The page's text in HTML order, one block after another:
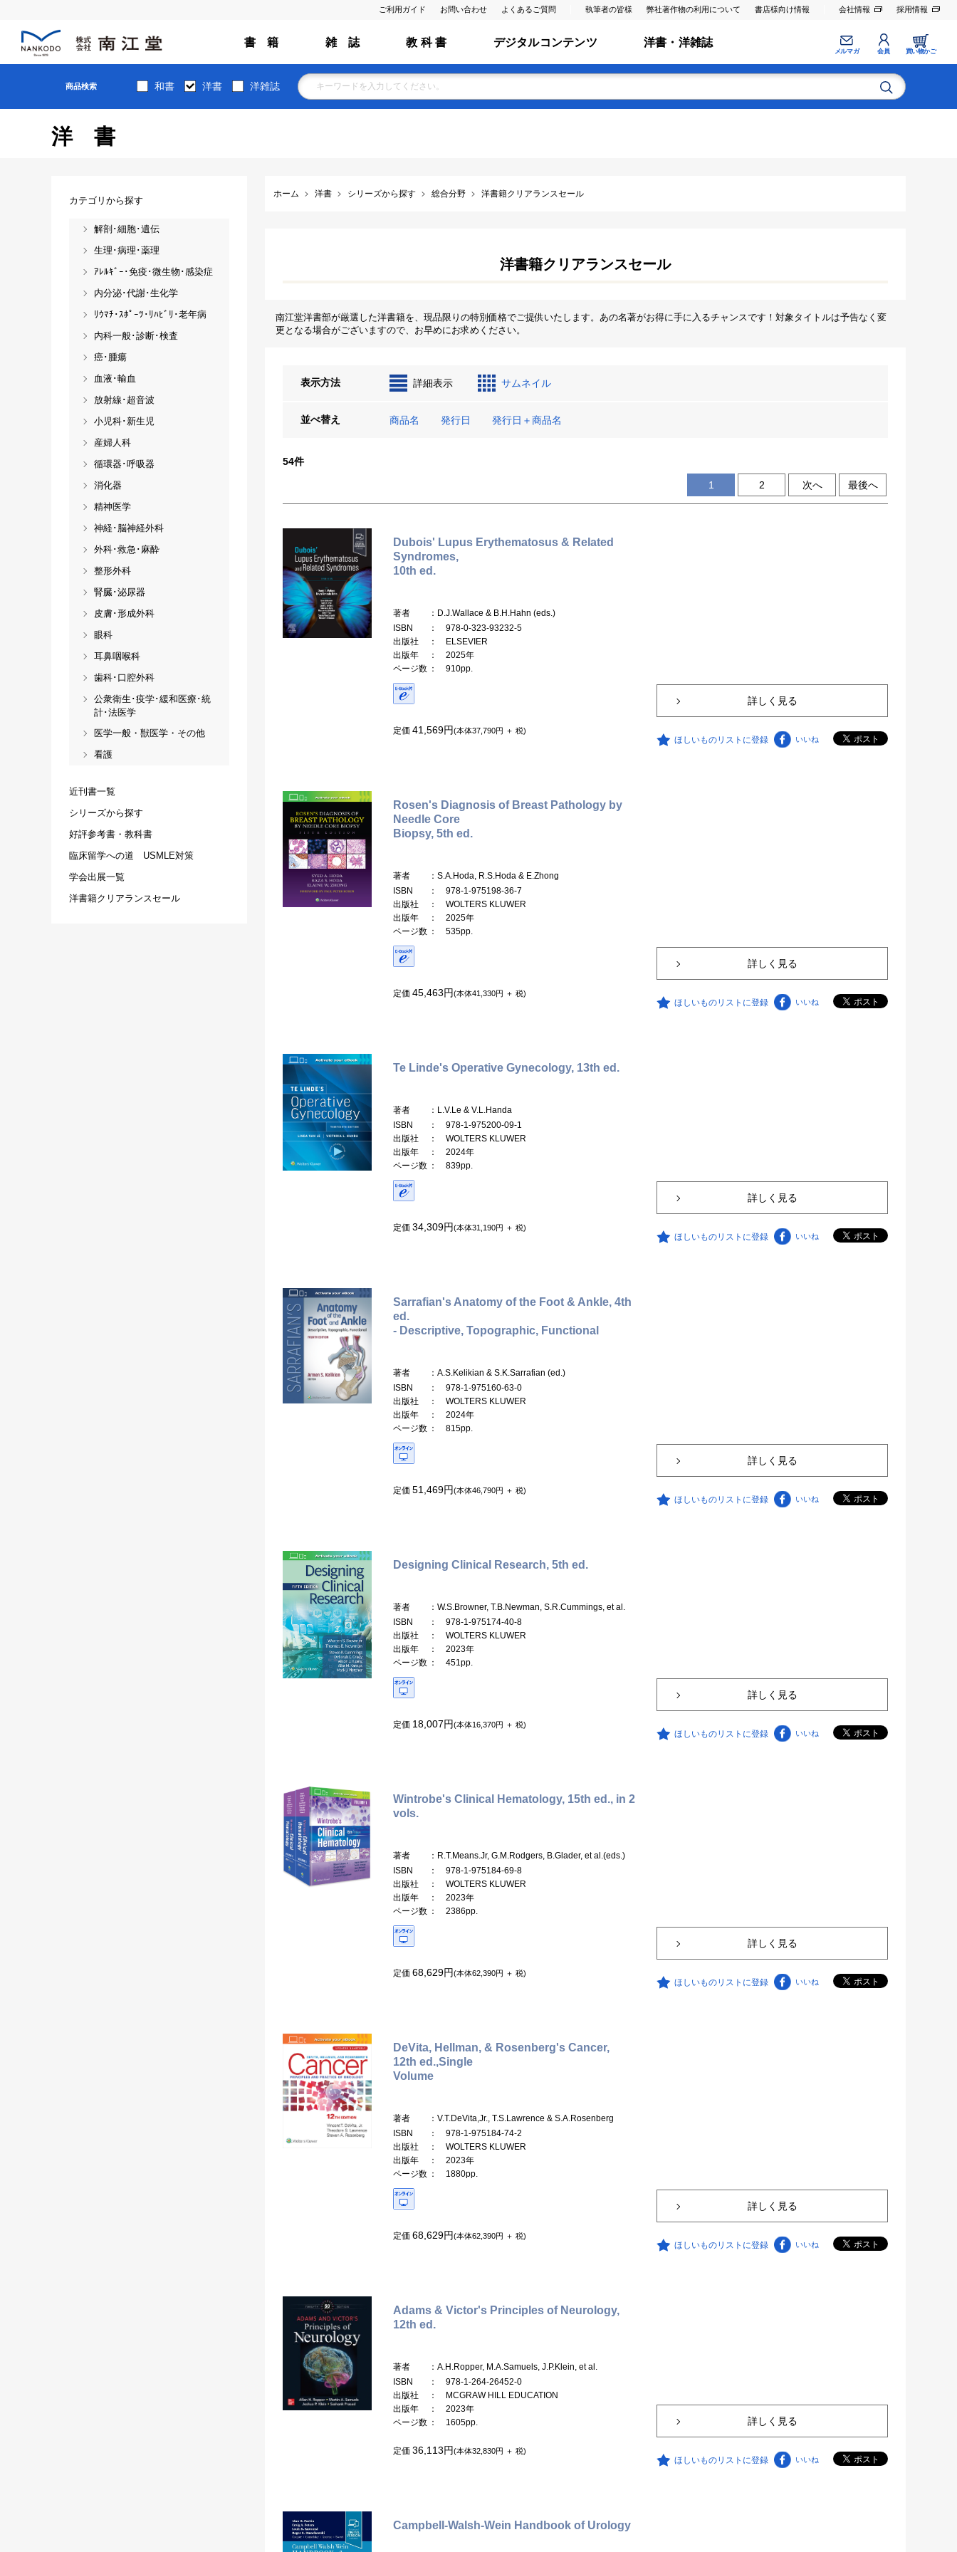
ご利用ガイド お問い合わせ よくあるご質問 執筆者の皆様 弊社著作物の利用について 書店様向け情報 会社情報 採用情報
書 籍 雑 誌 教 科 書 デジタルコンテンツ 洋書・洋雑誌
メルマガ 会員 買い物かご
商品検索 和書 洋書 洋雑誌
洋書
ホーム 洋書 シリーズから探す 総合分野 洋書籍クリアランスセール
洋書籍クリアランスセール
南江堂洋書部が厳選した洋書籍を、現品限りの特別価格でご提供いたします。あの名著がお得に手に入るチャンスです！対象タイトルは予告なく変
更となる場合がございますので、お早めにお求めください。
表示方法 詳細表示 サムネイル
並べ替え 商品名 発行日 発行日＋商品名
54件
1 2 次へ 最後へ
Dubois' Lupus Erythematosus & Related
Syndromes,
10th ed.
著者
：D.J.Wallace & B.H.Hahn (eds.)
ISBN
： 978-0-323-93232-5
出版社
： ELSEVIER
出版年
： 2025年
ページ数 ： 910pp.
定価 41,569円(本体37,790円 ＋ 税)
詳しく見る
ほしいものリストに登録 いいね
Rosen's Diagnosis of Breast Pathology by
Needle Core
Biopsy, 5th ed.
著者
：S.A.Hoda, R.S.Hoda & E.Zhong
ISBN
： 978-1-975198-36-7
出版社
： WOLTERS KLUWER
出版年
： 2025年
ページ数 ： 535pp.
定価 45,463円(本体41,330円 ＋ 税)
詳しく見る
ほしいものリストに登録 いいね
Te Linde's Operative Gynecology, 13th ed.
著者
：L.V.Le & V.L.Handa
ISBN
： 978-1-975200-09-1
出版社
： WOLTERS KLUWER
出版年
： 2024年
ページ数 ： 839pp.
定価 34,309円(本体31,190円 ＋ 税)
詳しく見る
ほしいものリストに登録 いいね
Sarrafian's Anatomy of the Foot & Ankle, 4th
ed.
- Descriptive, Topographic, Functional
著者
：A.S.Kelikian & S.K.Sarrafian (ed.)
ISBN
： 978-1-975160-63-0
出版社
： WOLTERS KLUWER
出版年
： 2024年
ページ数 ： 815pp.
定価 51,469円(本体46,790円 ＋ 税)
詳しく見る
ほしいものリストに登録 いいね
Designing Clinical Research, 5th ed.
著者
：W.S.Browner, T.B.Newman, S.R.Cummings, et al.
ISBN
： 978-1-975174-40-8
出版社
： WOLTERS KLUWER
出版年
： 2023年
ページ数 ： 451pp.
定価 18,007円(本体16,370円 ＋ 税)
詳しく見る
ほしいものリストに登録 いいね
Wintrobe's Clinical Hematology, 15th ed., in 2
vols.
著者
：R.T.Means.Jr, G.M.Rodgers, B.Glader, et al.(eds.)
ISBN
： 978-1-975184-69-8
出版社
： WOLTERS KLUWER
出版年
： 2023年
ページ数 ： 2386pp.
定価 68,629円(本体62,390円 ＋ 税)
詳しく見る
ほしいものリストに登録 いいね
DeVita, Hellman, & Rosenberg's Cancer,
12th ed.,Single
Volume
著者
：V.T.DeVita,Jr., T.S.Lawrence & S.A.Rosenberg
ISBN
： 978-1-975184-74-2
出版社
： WOLTERS KLUWER
出版年
： 2023年
ページ数 ： 1880pp.
定価 68,629円(本体62,390円 ＋ 税)
詳しく見る
ほしいものリストに登録 いいね
Adams & Victor's Principles of Neurology,
12th ed.
著者
：A.H.Ropper, M.A.Samuels, J.P.Klein, et al.
ISBN
： 978-1-264-26452-0
出版社
： MCGRAW HILL EDUCATION
出版年
： 2023年
ページ数 ： 1605pp.
定価 36,113円(本体32,830円 ＋ 税)
詳しく見る
ほしいものリストに登録 いいね
Campbell-Walsh-Wein Handbook of Urology
カテゴリから探す
解剖･細胞･遺伝
生理･病理･薬理
ｱﾚﾙｷﾞｰ･免疫･微生物･感染症
内分泌･代謝･生化学
ﾘｳﾏﾁ･ｽﾎﾟｰﾂ･ﾘﾊﾋﾞﾘ･老年病
内科一般･診断･検査
癌･腫瘍
血液･輸血
放射線･超音波
小児科･新生児
産婦人科
循環器･呼吸器
消化器
精神医学
神経･脳神経外科
外科･救急･麻酔
整形外科
腎臓･泌尿器
皮膚･形成外科
眼科
耳鼻咽喉科
歯科･口腔外科
公衆衛生･疫学･緩和医療･統
計･法医学
医学一般・獣医学・その他
看護
近刊書一覧
シリーズから探す
好評参考書・教科書
臨床留学への道 USMLE対策
学会出展一覧
洋書籍クリアランスセール